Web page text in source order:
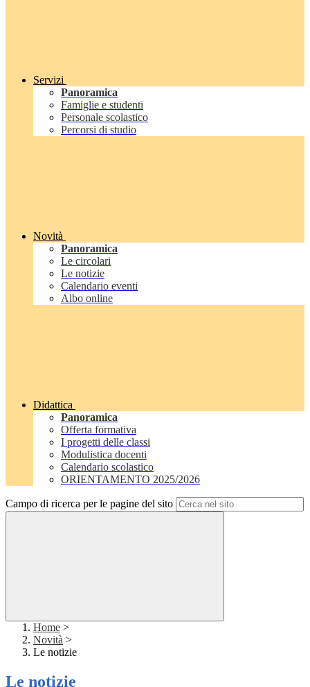
Servizi
Panoramica
Famiglie e studenti
Personale scolastico
Percorsi di studio
Novità
Panoramica
Le circolari
Le notizie
Calendario eventi
Albo online
Didattica
Panoramica
Offerta formativa
I progetti delle classi
Modulistica docenti
Calendario scolastico
ORIENTAMENTO 2025/2026
Campo di ricerca per le pagine del sito
Home >
Novità >
Le notizie
Le notizie